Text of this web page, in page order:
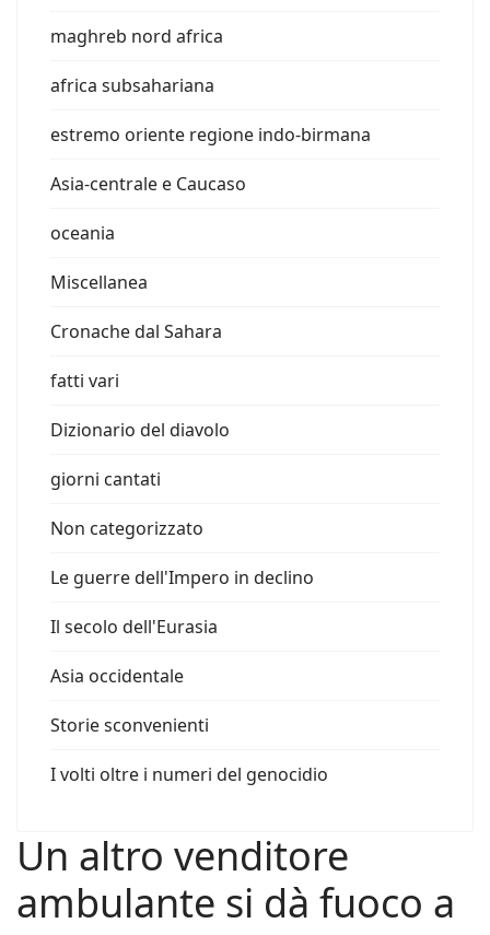
maghreb nord africa
africa subsahariana
estremo oriente regione indo-birmana
Asia-centrale e Caucaso
oceania
Miscellanea
Cronache dal Sahara
fatti vari
Dizionario del diavolo
giorni cantati
Non categorizzato
Le guerre dell'Impero in declino
Il secolo dell'Eurasia
Asia occidentale
Storie sconvenienti
I volti oltre i numeri del genocidio
Un altro venditore
ambulante si dà fuoco a